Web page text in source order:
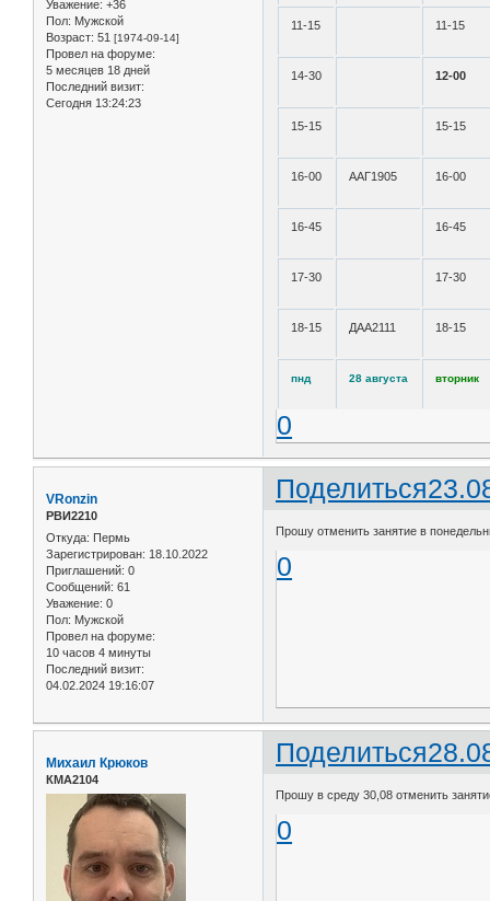
Уважение: +36
Пол: Мужской
Возраст: 51 [1974-09-14]
Провел на форуме:
5 месяцев 18 дней
Последний визит:
Сегодня 13:24:23
11-15 11-15
14-30 12-00
15-15 15-15
16-00 ААГ1905 16-00
16-45 16-45
17-30 17-30
18-15 ДАА2111 18-15
пнд 28 августа вторник
0
Поделиться
VRonzin
РВИ2210
Откуда: Пермь
Зарегистрирован: 18.10.2022
Приглашений: 0
Сообщений: 61
Уважение: 0
Пол: Мужской
Провел на форуме:
10 часов 4 минуты
Последний визит:
04.02.2024 19:16:07
Прошу отменить занятие в
0
Поделиться
Михаил Крюков
КМА2104
Прошу в среду 30,08 отменить
0